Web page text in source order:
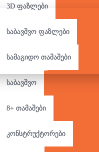
ᲗᲐᲛᲐᲨᲔᲑᲘ
3D ფაზლები
საბავშვო ფაზლები
სამაგიდო თამაშები
საბავშვო
8+ თამაშები
კონსტრუქტორები
it With